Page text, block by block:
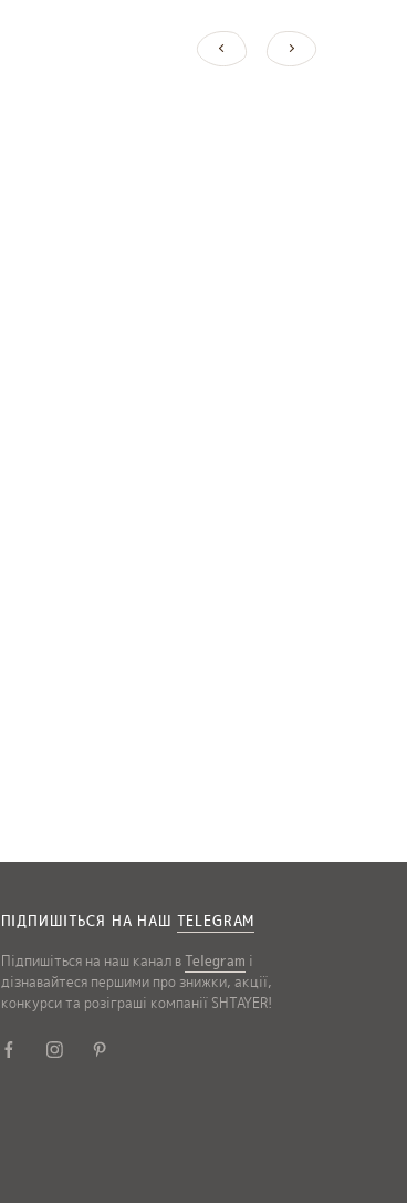
ПІДПИШІТЬСЯ НА НАШ TELEGRAM
Підпишіться на наш канал вTelegram і
дізнавайтеся першими про знижки, акції,
конкурси та розіграші компанії SHTAYER!